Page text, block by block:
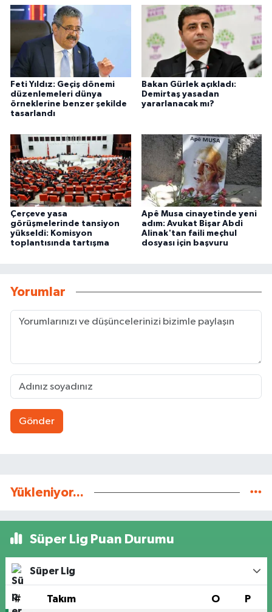
Feti Yıldız: Geçiş dönemi
düzenlemeleri dünya
örneklerine benzer şekilde
tasarlandı
Bakan Gürlek açıkladı:
Demirtaş yasadan
yararlanacak mı?
Çerçeve yasa
görüşmelerinde tansiyon
yükseldi: Komisyon
toplantısında tartışma
Apê Musa cinayetinde yeni
adım: Avukat Bişar Abdi
Alinak'tan faili meçhul
dosyası için başvuru
Yorumlar
Gönder
Yükleniyor...
Süper Lig Puan Durumu
Süper Lig
# Takım O P